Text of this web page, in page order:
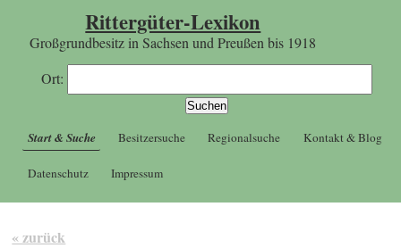
Rittergüter-Lexikon
Großgrundbesitz in Sachsen und Preußen bis 1918
Ort:
Start & Suche Besitzersuche Regionalsuche Kontakt & Blog
Datenschutz Impressum
« zurück